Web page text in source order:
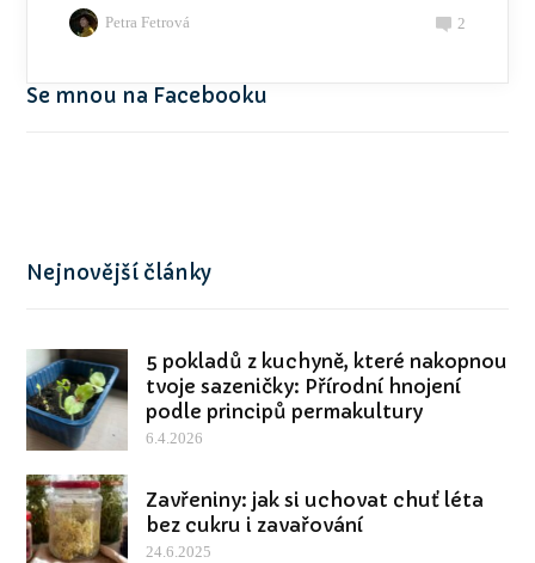
Petra Fetrová 2
Se mnou na Facebooku
Nejnovější články
5 pokladů z kuchyně, které nakopnou
tvoje sazeničky: Přírodní hnojení
podle principů permakultury
6.4.2026
Zavřeniny: jak si uchovat chuť léta
bez cukru i zavařování
24.6.2025